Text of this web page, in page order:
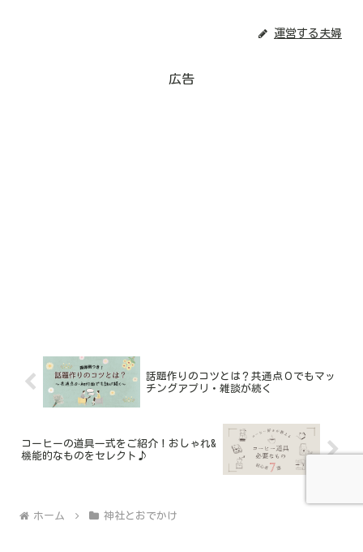
運営する夫婦
広告
話題作りのコツとは？共通点０でもマッ
チングアプリ・雑談が続く
コーヒーの道具一式をご紹介！おしゃれ&
機能的なものをセレクト♪
ホーム 神社とおでかけ